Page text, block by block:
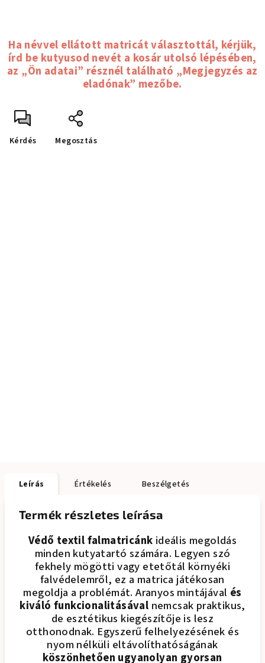
Ha névvel ellátott matricát választottál, kérjük,
írd be kutyusod nevét a kosár utolsó lépésében,
az „Ön adatai” résznél található „Megjegyzés az
eladónak” mezőbe.
Kérdés Megosztás
Leírás Értékelés Beszélgetés
Termék részletes leírása
Védő textil falmatricánk ideális megoldás
minden kutyatartó számára. Legyen szó
fekhely mögötti vagy etetőtál környéki
falvédelemről, ez a matrica játékosan
megoldja a problémát. Aranyos mintájával és
kiváló funkcionalitásával nemcsak praktikus,
de esztétikus kiegészítője is lesz
otthonodnak. Egyszerű felhelyezésének és
nyom nélküli eltávolíthatóságának
köszönhetően ugyanolyan gyorsan